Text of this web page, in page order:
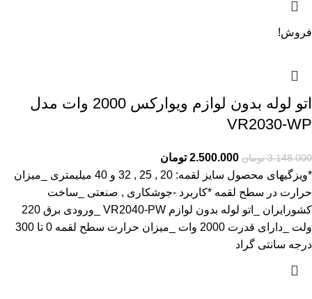
فروش!
اتو لوله بدون لوازم ویوارکس 2000 وات مدل
VR2030-WP
3.148.000 تومان 2.500.000 تومان
*ویزگیهای محصول سایز لقمه: 20 , 25 , 32 و 40 میلیمتری _میزان
حرارت در سطح لقمه *کاربرد -جوشکاری , صنعتی _ساخت
کشورایران _اتو لوله بدون لوازم VR2040-PW _ورودی برق 220
ولت _دارای قدرت 2000 وات _میزان حرارت سطح لقمه 0 تا 300
درجه سانتی گراد